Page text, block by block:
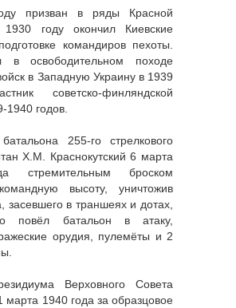
призван в ряды Красной
году окончил Киевские
командиров пехоты.
в освободительном походе
в Западную Украину в 1939
советско-финляндской
1940 годов.
255-го стрелкового
Х.М. Краснокутский 6 марта
стремительным броском
высоту, уничтожив
засевшего в траншеях и дотах,
повёл батальон в атаку,
орудия, пулемёты и 2
Верховного Совета
1940 года за образцовое